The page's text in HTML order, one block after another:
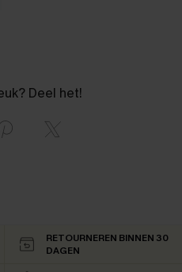
Deel het!
RETOURNEREN BINNEN 30
DAGEN